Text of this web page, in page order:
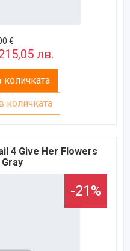
€
лв.
количката
4 Give Her Flowers
-21%